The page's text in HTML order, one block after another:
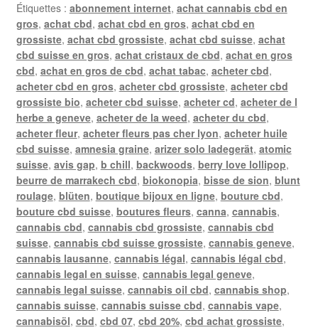
Étiquettes : abonnement internet, achat cannabis cbd en
gros, achat cbd, achat cbd en gros, achat cbd en
grossiste, achat cbd grossiste, achat cbd suisse, achat
cbd suisse en gros, achat cristaux de cbd, achat en gros
cbd, achat en gros de cbd, achat tabac, acheter cbd,
acheter cbd en gros, acheter cbd grossiste, acheter cbd
grossiste bio, acheter cbd suisse, acheter cd, acheter de l
herbe a geneve, acheter de la weed, acheter du cbd,
acheter fleur, acheter fleurs pas cher lyon, acheter huile
cbd suisse, amnesia graine, arizer solo ladegerät, atomic
suisse, avis gap, b chill, backwoods, berry love lollipop,
beurre de marrakech cbd, biokonopia, bisse de sion, blunt
roulage, blüten, boutique bijoux en ligne, bouture cbd,
bouture cbd suisse, boutures fleurs, canna, cannabis,
cannabis cbd, cannabis cbd grossiste, cannabis cbd
suisse, cannabis cbd suisse grossiste, cannabis geneve,
cannabis lausanne, cannabis légal, cannabis légal cbd,
cannabis legal en suisse, cannabis legal geneve,
cannabis legal suisse, cannabis oil cbd, cannabis shop,
cannabis suisse, cannabis suisse cbd, cannabis vape,
cannabisöl, cbd, cbd 07, cbd 20%, cbd achat grossiste,